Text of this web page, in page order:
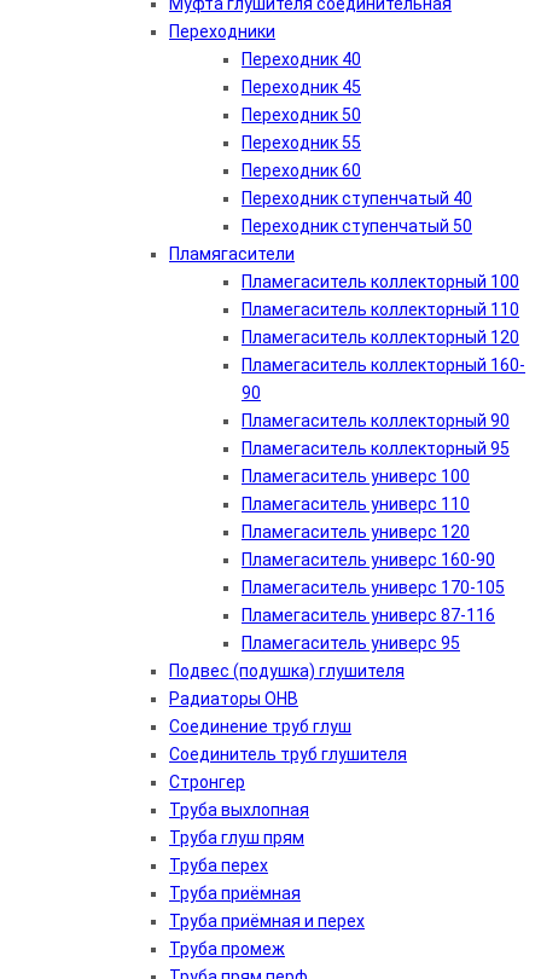
Муфта глушителя соединительная
Переходники
Переходник 40
Переходник 45
Переходник 50
Переходник 55
Переходник 60
Переходник ступенчатый 40
Переходник ступенчатый 50
Пламягасители
Пламегаситель коллекторный 100
Пламегаситель коллекторный 110
Пламегаситель коллекторный 120
Пламегаситель коллекторный 160-
90
Пламегаситель коллекторный 90
Пламегаситель коллекторный 95
Пламегаситель универс 100
Пламегаситель универс 110
Пламегаситель универс 120
Пламегаситель универс 160-90
Пламегаситель универс 170-105
Пламегаситель универс 87-116
Пламегаситель универс 95
Подвес (подушка) глушителя
Радиаторы ОНВ
Соединение труб глуш
Соединитель труб глушителя
Стронгер
Труба выхлопная
Труба глуш прям
Труба перех
Труба приёмная
Труба приёмная и перех
Труба промеж